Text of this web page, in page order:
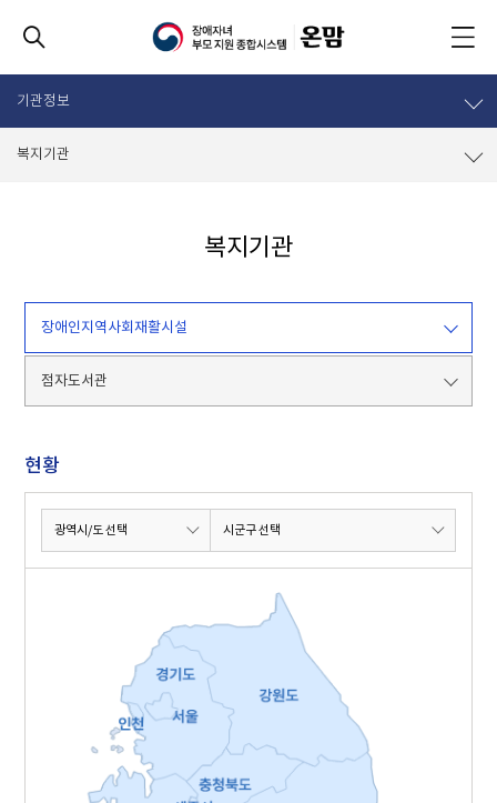
기관정보
복지기관
복지기관
장애인지역사회재활시설
점자도서관
현황
광역시/도 선택 시군구 선택